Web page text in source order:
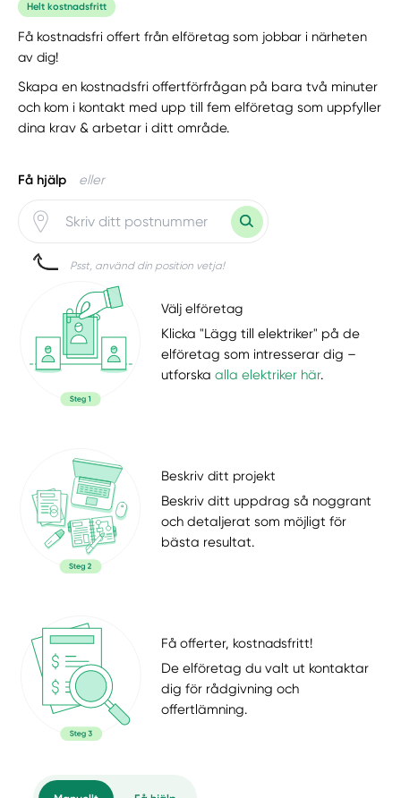
Helt kostnadsfritt
Få kostnadsfri offert från elföretag som jobbar i närheten
av dig!
Skapa en kostnadsfri offertförfrågan på bara två minuter
och kom i kontakt med upp till fem elföretag som uppfyller
dina krav & arbetar i ditt område.
Få hjälp eller
Psst, använd din position vetja!
Välj elföretag
Klicka "Lägg till elektriker" på de
elföretag som intresserar dig –
utforskaalla elektriker här.
Beskriv ditt projekt
Beskriv ditt uppdrag så noggrant
och detaljerat som möjligt för
bästa resultat.
Få offerter, kostnadsfritt!
De elföretag du valt ut kontaktar
dig för rådgivning och
offertlämning.